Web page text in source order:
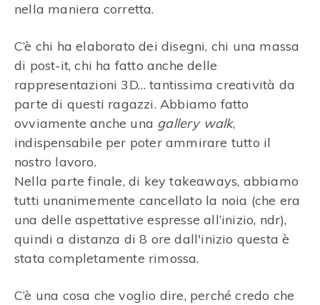
nella maniera corretta.
C’è chi ha elaborato dei disegni, chi una massa
di post-it, chi ha fatto anche delle
rappresentazioni 3D… tantissima creatività da
parte di questi ragazzi. Abbiamo fatto
ovviamente anche una gallery walk,
indispensabile per poter ammirare tutto il
nostro lavoro.
Nella parte finale, di key takeaways, abbiamo
tutti unanimemente cancellato la noia (che era
una delle aspettative espresse all’inizio, ndr),
quindi a distanza di 8 ore dall'inizio questa è
stata completamente rimossa.
C’è una cosa che voglio dire, perché credo che